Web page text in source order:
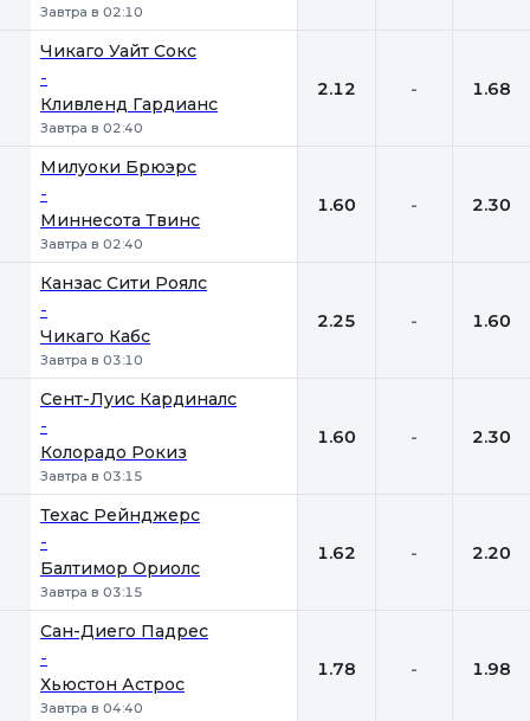
Завтра в 02:10
Чикаго Уайт Сокс
-
Кливленд Гардианс
Завтра в 02:40
2.12 - 1.68
Милуоки Брюэрс
-
Миннесота Твинс
Завтра в 02:40
1.60 - 2.30
Канзас Сити Роялс
-
Чикаго Кабс
Завтра в 03:10
2.25 - 1.60
Сент-Луис Кардиналс
-
Колорадо Рокиз
Завтра в 03:15
1.60 - 2.30
Техас Рейнджерс
-
Балтимор Ориолс
Завтра в 03:15
1.62 - 2.20
Сан-Диего Падрес
-
Хьюстон Астрос
Завтра в 04:40
1.78 - 1.98